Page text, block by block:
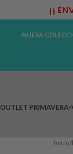
¡¡
NUEVA
OUTLET
Inicio/